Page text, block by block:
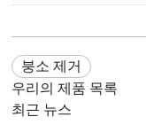
붕소 제거
우리의 제품 목록
최근 뉴스